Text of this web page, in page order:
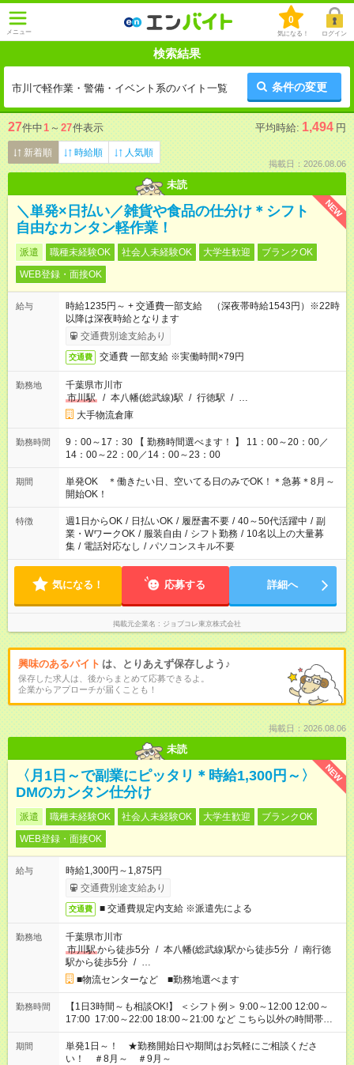
メニュー
0
気になる！ ログイン
検索結果
市川で軽作業・警備・イベント系のバイト一覧 条件の変更
27件中1 ～ 27件表示 平均時給: 1,494 円
新着順 時給順 人気順
掲載日：2026.08.06
未読
NEW
＼単発×日払い／雑貨や食品の仕分け＊シフト
自由なカンタン軽作業！
派遣 職種未経験OK 社会人未経験OK 大学生歓迎
ブランクOK
WEB登録・面接OK
給与
時給1235円～ + 交通費一部支給 （深夜帯時給1543円）※22時
以降は深夜時給となります
交通費別途支給あり
交通費 交通費 一部支給 ※実働時間×79円
勤務地
千葉県市川市
市川駅
/ 本八幡(総武線)駅 / 行徳駅 / …
大手物流倉庫
勤務時間
9：00～17：30 【 勤務時間選べます！ 】 11：00～20：00／
14：00～22：00／14：00～23：00
期間
単発OK ＊働きたい日、空いてる日のみでOK！＊急募＊8月～
開始OK！
特徴 週1日からOK / 日払いOK / 履歴書不要 / 40～50代活躍中 / 副
業・WワークOK / 服装自由 / シフト勤務 / 10名以上の大量募
集 / 電話対応なし / パソコンスキル不要
気になる！ 応募する 詳細へ
掲載元企業名 ジョブコレ東京株式会社
興味のあるバイト は、とりあえず保存しよう♪
保存した求人は、後からまとめて応募できるよ。
企業からアプローチが届くことも！
掲載日：2026.08.06
未読
NEW
〈月1日～で副業にピッタリ＊時給1,300円～〉
DMのカンタン仕分け
派遣 職種未経験OK 社会人未経験OK 大学生歓迎
ブランクOK
WEB登録・面接OK
給与
時給1,300円～1,875円
交通費別途支給あり
交通費 ■ 交通費規定内支給 ※派遣先による
勤務地
千葉県市川市
市川駅から徒歩5分 / 本八幡(総武線)駅から徒歩5分 / 南行徳
駅から徒歩5分 / …
■物流センターなど ■勤務地選べます
勤務時間
【1日3時間～も相談OK!】 ＜シフト例＞ 9:00～12:00 12:00～
17:00 17:00～22:00 18:00～21:00 など こちら以外の時間帯も
お気軽にご相談ください！
期間
単発1日～！ ★勤務開始日や期間はお気軽にご相談くださ
い！ ＃8月～ ＃9月～